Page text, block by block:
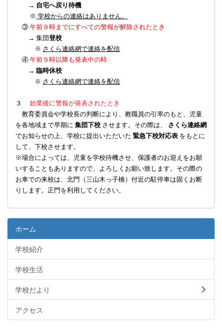
→ 自宅へ戻り待機
※ 学校からの連絡はありません。
③ 午前９時までにすべての警報が解除されたとき
→ 集団登校
※ さくら連絡網で連絡を配信
④ 午前９時以降も発表中の時
→ 臨時休校
※ さくら連絡網で連絡を配信
３ 始業後に警報が発表されたとき
教育委員会や学校長の判断により、教職員の引率のもと、児童
を各地域まで早期に 集団下校 させます。その際は、 さくら連絡網
でお知らせの上、学校に提出いただいた 緊急下校対応表 をもとに
して、下校させます。
※場合によっては、児童を学校待機させ、保護者のお迎えをお願
いすることもありますので、よろしくお願い致します。その際の
お車での来校は、北門（三山木っ子橋）付近の駐停車は固くお断
りします。正門を利用してください。
ホーム
学校紹介
学校生活
学校だより
アクセス